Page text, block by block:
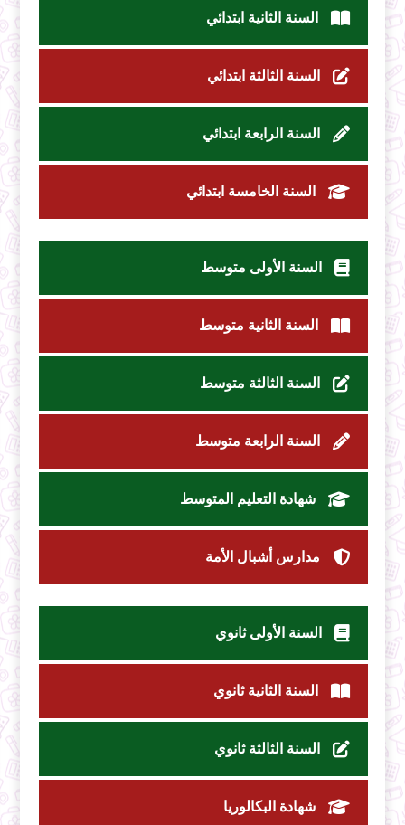
السنة الثانية ابتدائي
السنة الثالثة ابتدائي
السنة الرابعة ابتدائي
السنة الخامسة ابتدائي
السنة الأولى متوسط
السنة الثانية متوسط
السنة الثالثة متوسط
السنة الرابعة متوسط
شهادة التعليم المتوسط
مدارس أشبال الأمة
السنة الأولى ثانوي
السنة الثانية ثانوي
السنة الثالثة ثانوي
شهادة البكالوريا